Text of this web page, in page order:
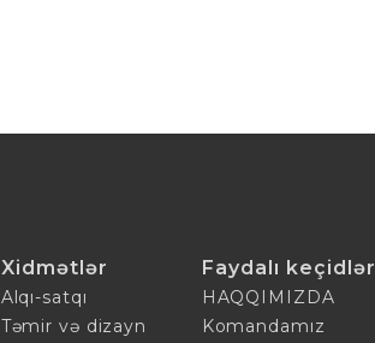
Xidmətlər
Alqı-satqı
Təmir və dizayn
Faydalı keçidlər
HAQQIMIZDA
Komandamız